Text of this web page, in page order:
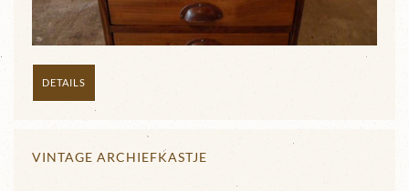
DETAILS
VINTAGE ARCHIEFKASTJE